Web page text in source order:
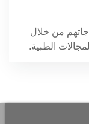
من خلال
الطبية.